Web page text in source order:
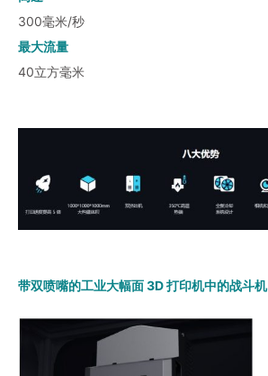
300毫米/秒
最大流量
40立方毫米
带双喷嘴的工业大幅面 3D 打印机中的战斗机